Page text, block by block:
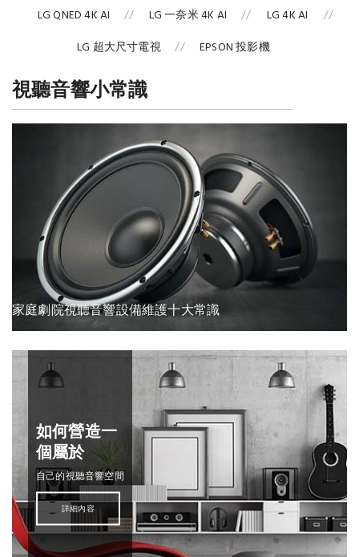
LG QNED 4K AI
LG 一奈米 4K AI
LG 4K AI
LG 超大尺寸電視
EPSON 投影機
視聽音響小常識
家庭劇院視聽音響只需5方法讓你完美配置
如何營造一
個屬於
自己的視聽音響空間
詳細內容